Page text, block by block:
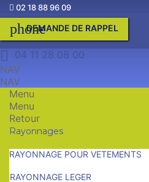
02 18 88 96 09
phone
DEMANDE DE RAPPEL

04 11 28 08 00
NAV
NAV
Menu
Menu
Retour
Rayonnages
RAYONNAGE POUR VETEMENTS
RAYONNAGE LEGER